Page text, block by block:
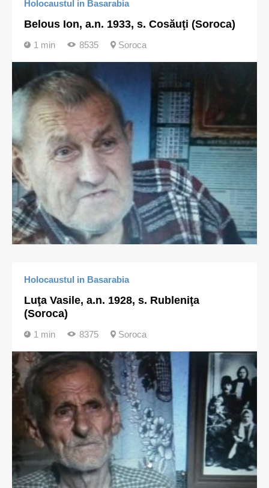
Holocaustul in Basarabia
Belous Ion, a.n. 1933, s. Cosăuţi (Soroca)
1 min 8535 Soroca
Holocaustul in Basarabia
Luţa Vasile, a.n. 1928, s. Rubleniţa
(Soroca)
1 min 8375 Soroca